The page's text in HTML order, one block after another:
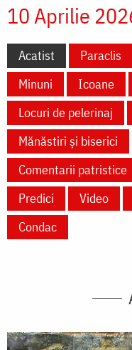
10 Aprilie
Acatist Paraclis
Minuni
Icoane
Locuri de pelerinaj
Mănăstiri și biserici
Comentarii patristice
Predici
Video
Condac